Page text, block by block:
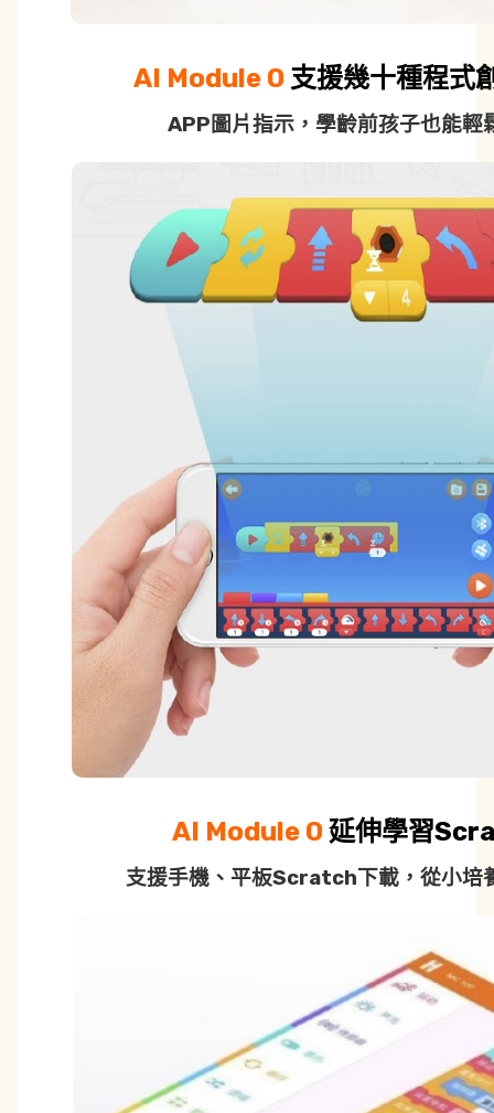
AI Module 0 支援幾十種程式
APP圖片指示，學齡前孩子也能輕
AI Module 0 延伸學習
支援手機、平板Scratch下載，從小培